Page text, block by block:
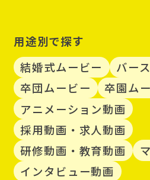
用途別で探す
結婚式ムービー
バー
卒団ムービー
卒園ム
アニメーション動画
採用動画・求人動画
研修動画・教育動画
インタビュー動画